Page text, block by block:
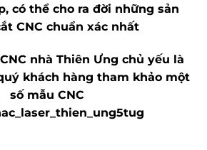
có thể cho ra đời những sản
CNC chuẩn xác nhất
nhà Thiên Ưng chủ yếu là
khách hàng tham khảo một
số mẫu CNC